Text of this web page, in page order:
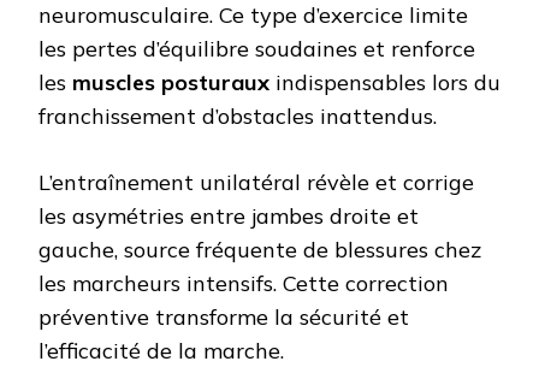
neuromusculaire. Ce type d’exercice limite
les pertes d’équilibre soudaines et renforce
les muscles posturaux indispensables lors du
franchissement d’obstacles inattendus.
L’entraînement unilatéral révèle et corrige
les asymétries entre jambes droite et
gauche, source fréquente de blessures chez
les marcheurs intensifs. Cette correction
préventive transforme la sécurité et
l’efficacité de la marche.